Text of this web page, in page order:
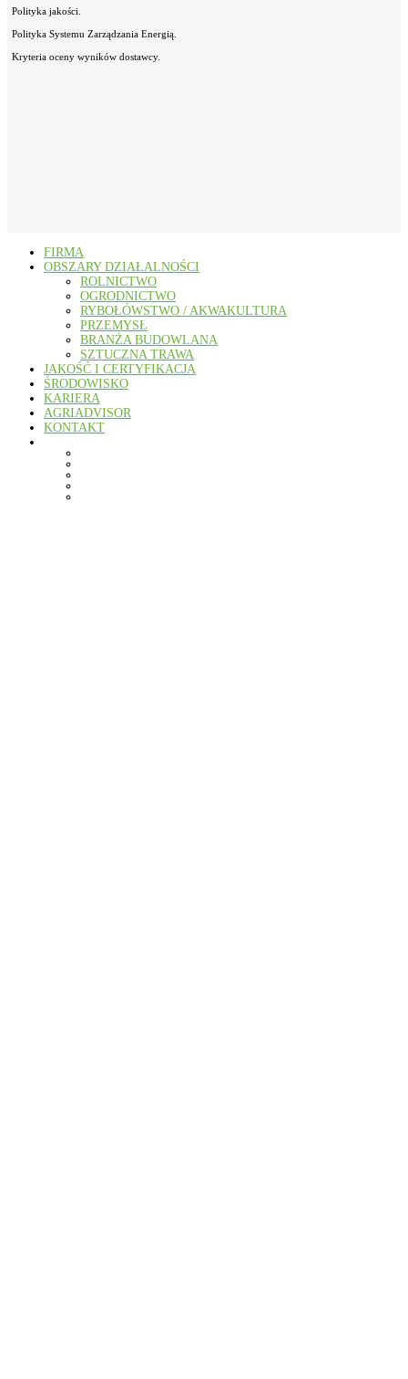
Polityka jakości.
Polityka Systemu Zarządzania Energią.
Kryteria oceny wyników dostawcy.
FIRMA
OBSZARY DZIAŁALNOŚCI
ROLNICTWO
OGRODNICTWO
RYBOŁÓWSTWO / AKWAKULTURA
PRZEMYSŁ
BRANŻA BUDOWLANA
SZTUCZNA TRAWA
JAKOŚĆ I CERTYFIKACJA
ŚRODOWISKO
KARIERA
AGRIADVISOR
KONTAKT